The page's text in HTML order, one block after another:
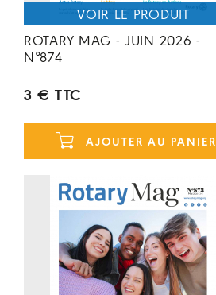
ROTARY MAG - JUIN 2026 -
N°874
3 € TTC
AJOUTER AU PANIER